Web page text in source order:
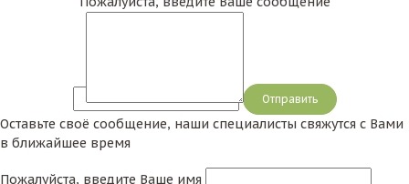
Сообщение
Оставьте своё сообщение, наши специалисты свяжутся с Вами
в ближайшее время
Пожалуйста, введите Ваше имя